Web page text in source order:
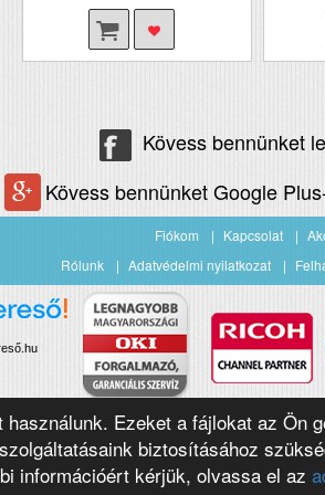
Ezeket a fájlokat az Ön
biztosításához
információért kérjük, olvassa el az
Kövess bennünket
Kövess bennünket Google
Fiókom Kapcsolat
Rólunk
Adatvédelmi nyilatkozat